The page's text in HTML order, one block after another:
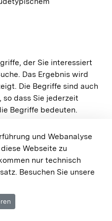
Wärmenetze
Gebäude Dachflächen-PV
der Sie interessiert
Das Ergebnis wird
Die Begriffe sind auch
dass Sie jederzeit
Begriffe bedeuten.
und Webanalyse
Webseite zu
nur technisch
Besuchen Sie unsere